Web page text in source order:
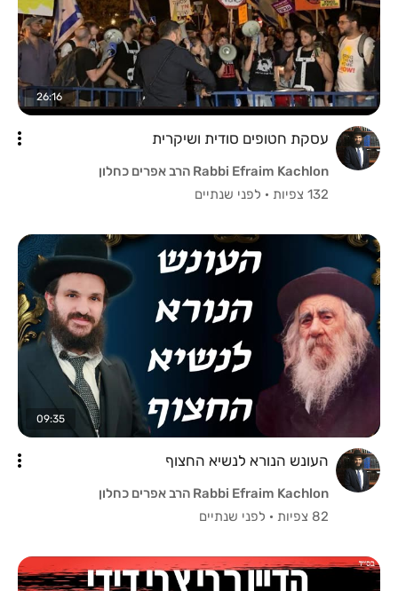
26:16
עסקת חטופים סודית ושיקרית
Rabbi Efraim Kachlon הרב אפרים כחלון
132 צפיות
· לפני שנתיים
09:35
העונש הנורא לנשיא החצוף
Rabbi Efraim Kachlon הרב אפרים כחלון
82 צפיות
· לפני שנתיים